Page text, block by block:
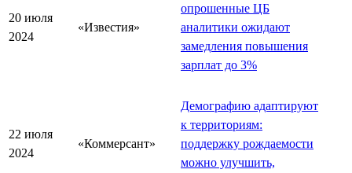
20 июля
2024
«Известия»
опрошенные ЦБ
аналитики ожидают
замедления повышения
зарплат до 3%
22 июля
2024
«Коммерсант»
Демографию адаптируют
к территориям:
поддержку рождаемости
можно улучшить,